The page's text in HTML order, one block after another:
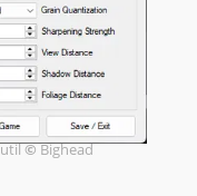
©Bighead